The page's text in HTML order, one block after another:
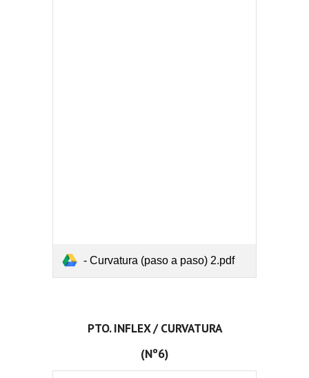
- Curvatura (paso a paso) 2.pdf
PTO. INFLEX / CURVATURA
(Nº6)